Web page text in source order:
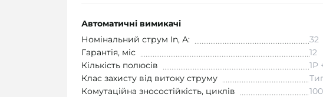
Автоматичні вимикачі
Номінальний струм In, А:
32
Гарантія, міс
12
Кількість полюсів
1P
Клас захисту від витоку струму
Комутаційна зносостійкість, циклів